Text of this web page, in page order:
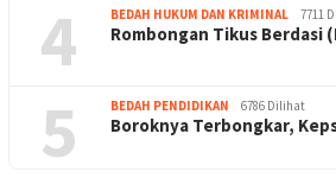
4 BEDAH HUKUM DAN KRIMINAL 7711
Rombongan Tikus
5 BEDAH PENDIDIKAN 6786 Dilihat
Boroknya Terbongkar,